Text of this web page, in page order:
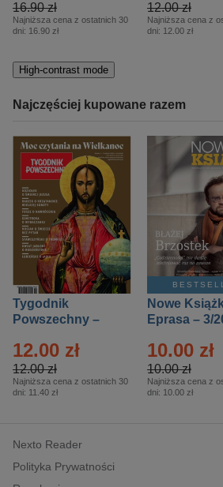
16.90 zł
Najniższa cena z ostatnich 30
dni: 16.90 zł
12.00 zł
Najniższa cena z
dni: 12.00 zł
High-contrast mode
Najczęściej kupowane razem
Tygodnik
Powszechny –
12.00 zł
12.00 zł
Najniższa cena z ostatnich 30
dni: 11.40 zł
Nowe
Eprasa – 3/
10.00 zł
10.00 zł
Najniższa cena z
dni: 10.00 zł
Nexto Reader
Polityka Prywatności